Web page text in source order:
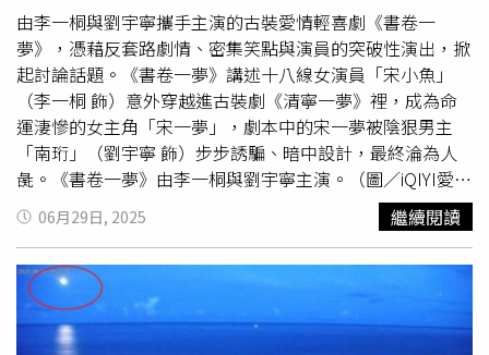
由李一桐與劉宇寧攜手主演的古裝愛情輕喜劇《書卷一
夢》，憑藉反套路劇情、密集笑點與演員的突破性演出，掀
起討論話題。《書卷一夢》講述十八線女演員「宋小魚」
（李一桐 飾）意外穿越進古裝劇《清寧一夢》裡，成為命
運淒慘的女主角「宋一夢」，劇本中的宋一夢被陰狠男主
「南珩」（劉宇寧 飾）步步誘騙、暗中設計，最終淪為人
彘。《書卷一夢》由李一桐與劉宇寧主演。（圖／iQIYI愛奇
藝國際版提供）為改寫這場悲劇，宋小魚一心想遠離南珩，
轉而與千羽軍少將軍「楚歸鴻」（王佑碩 飾）聯姻，不料
每當劇情偏離軌道，就會觸發神秘的「鍵盤聲」機制，強制
將她重新拉回既定命運，再度被推向南珩，引發一連串荒誕
爆笑的情節。她在第一集中努力嘗試與楚歸鴻結了10次婚卻
也接連遭遇被花轎絆倒摔死、花粉過敏致死、火盆燙死等花
06月29日, 2025 繼續閱讀